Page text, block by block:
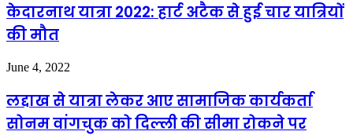
केदारनाथ यात्रा 2022: हार्ट अटैक से हुई चार यात्रियों
की मौत
June 4, 2022
लद्दाख से यात्रा लेकर आए सामाजिक कार्यकर्ता
सोनम वांगचुक को दिल्ली की सीमा रोकने पर